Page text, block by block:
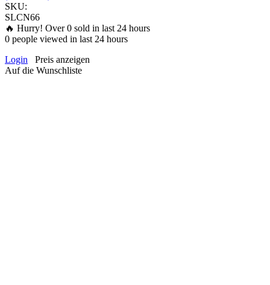
SKU:
SLCN66
🔥 Hurry! Over0 sold in last 24 hours
0 people viewed in last 24 hours
Login
Preis anzeigen
Auf die Wunschliste